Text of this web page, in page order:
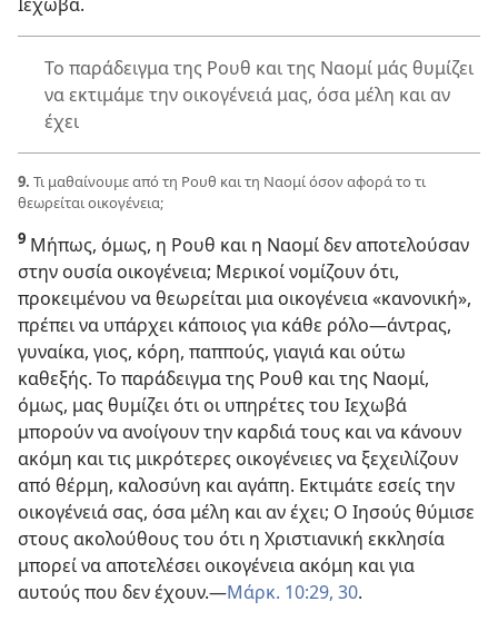
Το παράδειγμα της Ρουθ και της Ναομί μάς θυμίζει
να εκτιμάμε την οικογένειά μας, όσα μέλη και αν
έχει
9. Τι μαθαίνουμε από τη Ρουθ και τη Ναομί όσον αφορά το τι
θεωρείται οικογένεια;
9 Μήπως, όμως, η Ρουθ και η Ναομί δεν αποτελούσαν
στην ουσία οικογένεια; Μερικοί νομίζουν ότι,
προκειμένου να θεωρείται μια οικογένεια «κανονική»,
πρέπει να υπάρχει κάποιος για κάθε ρόλο​—άντρας,
γυναίκα, γιος, κόρη, παππούς, γιαγιά και ούτω
καθεξής. Το παράδειγμα της Ρουθ και της Ναομί,
όμως, μας θυμίζει ότι οι υπηρέτες του Ιεχωβά
μπορούν να ανοίγουν την καρδιά τους και να κάνουν
ακόμη και τις μικρότερες οικογένειες να ξεχειλίζουν
από θέρμη, καλοσύνη και αγάπη. Εκτιμάτε εσείς την
οικογένειά σας, όσα μέλη και αν έχει; Ο Ιησούς θύμισε
στους ακολούθους του ότι η Χριστιανική εκκλησία
μπορεί να αποτελέσει οικογένεια ακόμη και για
αυτούς που δεν έχουν.​—Μάρκ. 10:29, 30.